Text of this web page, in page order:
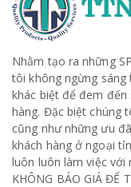
Nhằm tạo ra những
tôi không ngừng sáng
khác biệt để đem
hàng. Đặc biệt chúng
cũng như những ưu
khách hàng ở ngoại
luôn luôn làm việc với
KHÔNG BÁO GIÁ ĐỂ